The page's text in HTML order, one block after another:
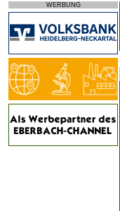
WERBUNG